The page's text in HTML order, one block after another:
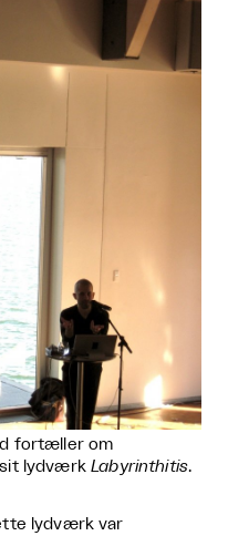
fortæller om
sit lydværkLabyrinthitis.
lydværk var